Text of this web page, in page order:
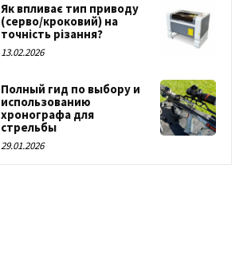
Як впливає тип приводу
(серво/кроковий) на
точність різання?
13.02.2026
Полный гид по выбору и
использованию
хронографа для
стрельбы
29.01.2026